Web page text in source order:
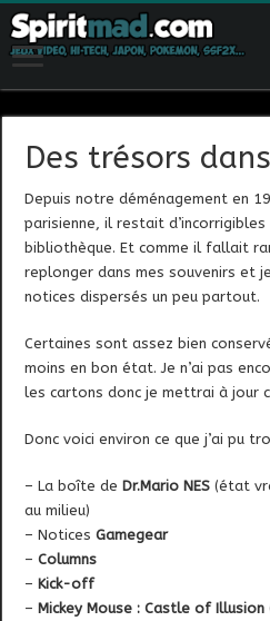
Des trésors
Depuis notre déménagement en
parisienne, il restait
bibliothèque. Et comme il fallait
replonger dans mes souvenirs et
notices dispersés un peu partout.
Certaines sont assez bien
moins en bon état. Je n’ai pas
les cartons donc je mettrai à jour
Donc voici environ ce que j’ai pu
– La boîte de Dr.Mario NES(état
au milieu)
– NoticesGamegear
–Columns
– Kick-off
– Mickey Mouse : Castle of Illusion